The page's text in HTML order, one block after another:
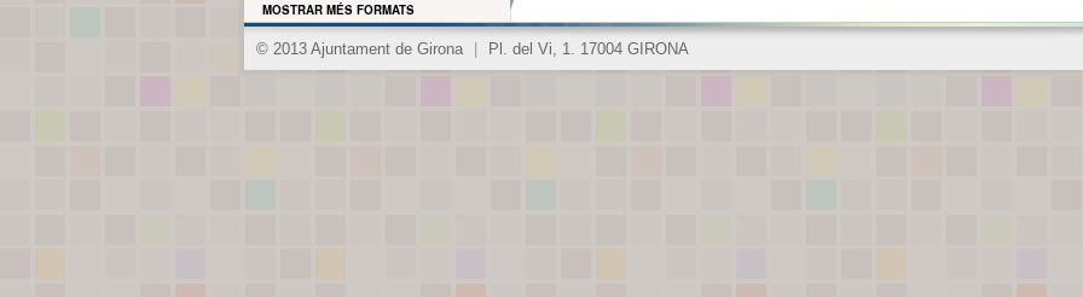
MOSTRAR MÉS FORMATS
© 2013 Ajuntament de Girona Pl. del Vi, 1. 17004 GIRONA